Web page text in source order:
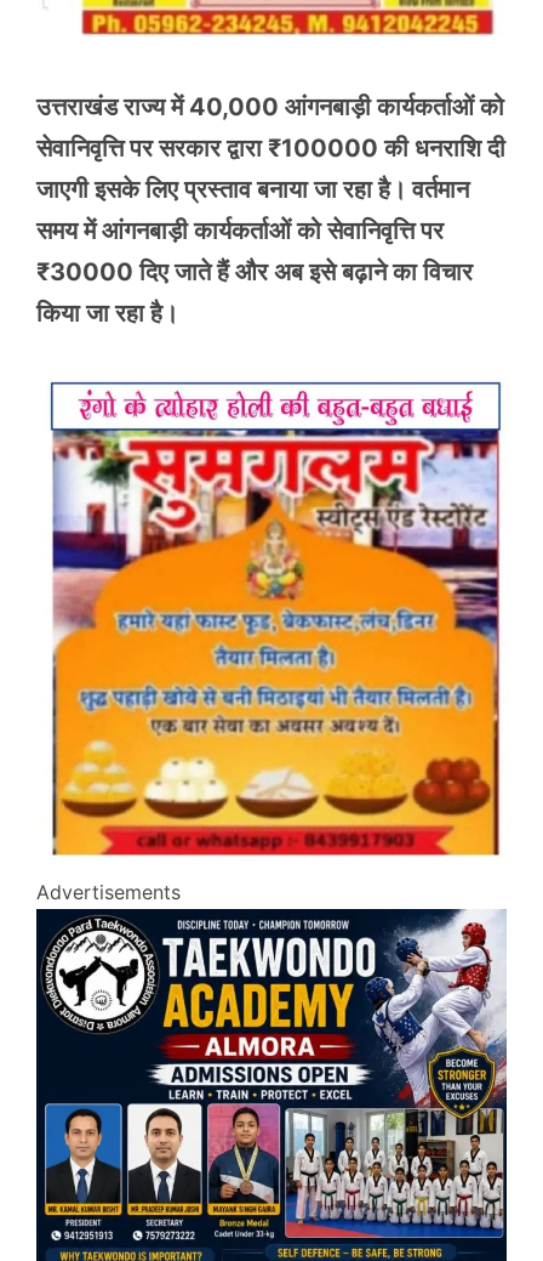
उत्तराखंड राज्य में 40,000 आंगनबाड़ी कार्यकर्ताओं को
सेवानिवृत्ति पर सरकार द्वारा ₹100000 की धनराशि दी
जाएगी इसके लिए प्रस्ताव बनाया जा रहा है। वर्तमान
समय में आंगनबाड़ी कार्यकर्ताओं को सेवानिवृत्ति पर
₹30000 दिए जाते हैं और अब इसे बढ़ाने का विचार
किया जा रहा है।
Advertisements